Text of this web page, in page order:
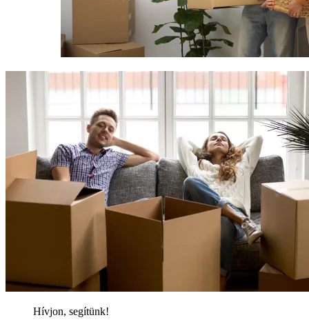
Hívjon, segítünk!